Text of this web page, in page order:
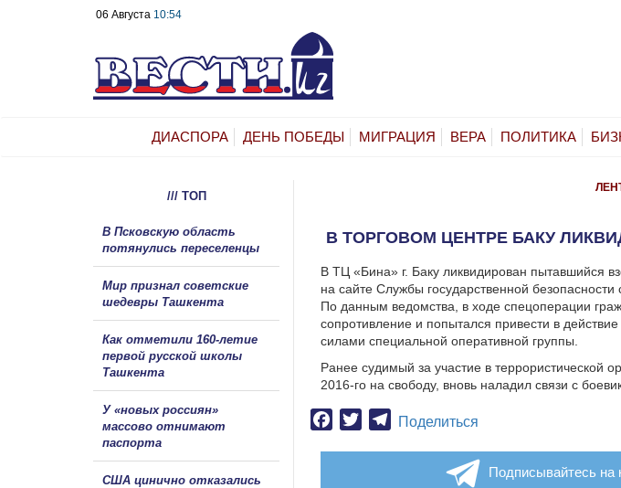
06 Августа 10:54
ДИАСПОРА ДЕНЬ ПОБЕДЫ МИГРАЦИЯ ВЕРА ПОЛИТИКА
В ТОРГОВОМ ЦЕНТРЕ БАКУ
В ТЦ «Бина» г. Баку ликвидирован пытавшийся
на сайте Службы государственной безопасности
По данным ведомства, в ходе спецоперации
сопротивление и попытался привести в
силами специальной оперативной группы.
Ранее судимый за участие в террористической
2016-го на свободу, вновь наладил связи с
Facebook
TwitterTelegram
Поделиться
Подписывайтесь на
/// ТОП
В Псковскую область
потянулись переселенцы
Мир признал советские
шедевры Ташкента
Как отметили 160-летие
первой русской школы
Ташкента
У «новых россиян»
массово отнимают
паспорта
США цинично отказались